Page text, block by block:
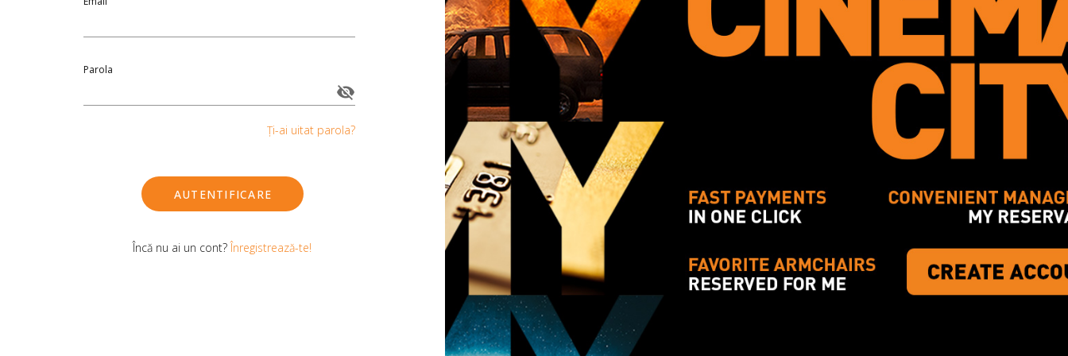
Parola
Ți-ai uitat parola?
AUTENTIFICARE
Încă nu ai un cont?Înregistrează-te!